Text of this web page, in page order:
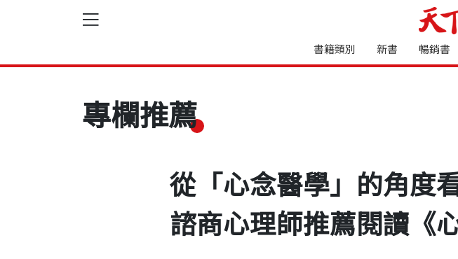
書籍類別 新書 暢銷書
專欄推薦
從「心念醫學」的角度
諮商心理師推薦閱讀《